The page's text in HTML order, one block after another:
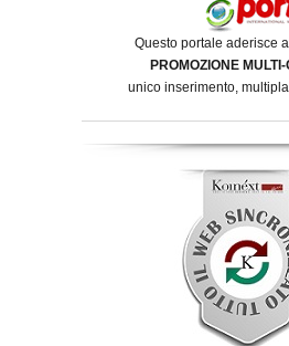
Questo portale aderisce
PROMOZIONE
unico inserimento,